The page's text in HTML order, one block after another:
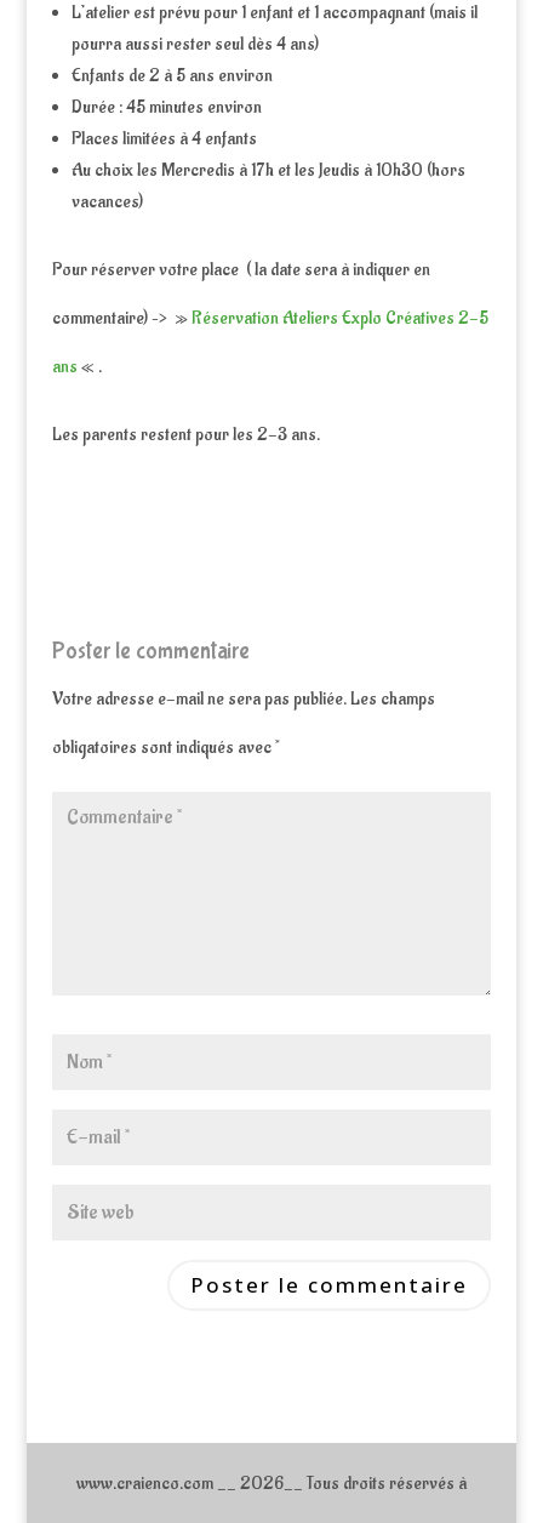
L’atelier est prévu pour 1 enfant et 1 accompagnant (mais il
pourra aussi rester seul dès 4 ans)
Enfants de 2 à 5 ans environ
Durée : 45 minutes environ
Places limitées à 4 enfants
Au choix les Mercredis à 17h et les Jeudis à 10h30 (hors
vacances)
Pour réserver votre place ( la date sera à indiquer en
commentaire) –> »Réservation Ateliers Explo Créatives 2-5
ans « .
Les parents restent pour les 2-3 ans.
Poster le commentaire
Votre adresse e-mail ne sera pas publiée.Les champs
obligatoires sont indiqués avec*
www.craienco.com __ 2026__ Tous droits réservés à